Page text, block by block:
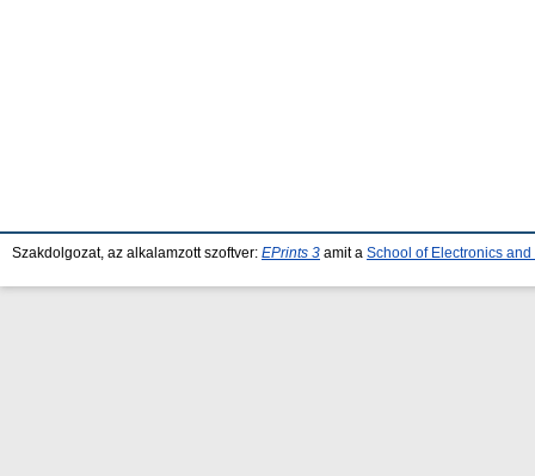
Szakdolgozat, az alkalamzott szoftver: EPrints 3 amit a School of Electronics